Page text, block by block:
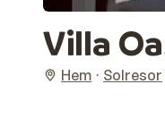
Villa
Hem Solresor